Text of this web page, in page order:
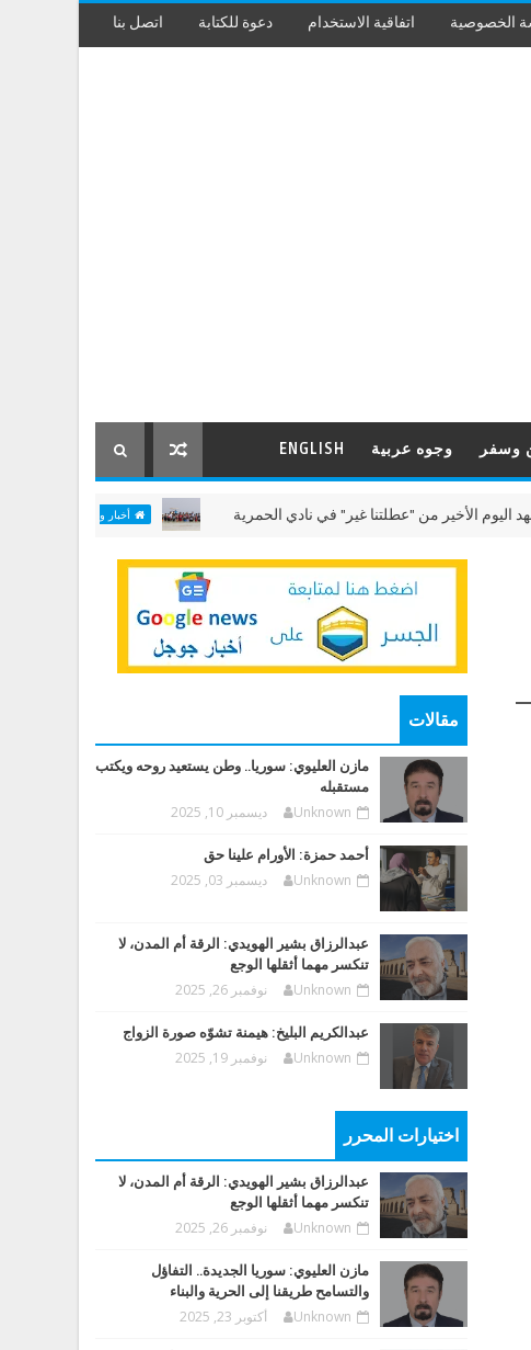
الخصوصية اتفاقية الاستخدام دعوة للكتابة اتصل بنا
وسفر وجوه عربية ENGLISH
من "عطلتنا غير" في نادي الحمرية أخبار وقضايا مختبر "الألعاب
مقالات
مازن العليوي: سوريا.. وطن يستعيد روحه ويكتب
مستقبله
Unknown ديسمبر 10, 2025
أحمد حمزة: الأورام علينا حق
Unknown ديسمبر 03, 2025
عبدالرزاق بشير الهويدي: الرقة أم المدن، لا
تنكسر مهما أثقلها الوجع
Unknown نوفمبر 26, 2025
عبدالكريم البليخ: هيمنة تشوّه صورة الزواج
Unknown نوفمبر 19, 2025
اختيارات المحرر
عبدالرزاق بشير الهويدي: الرقة أم المدن، لا
تنكسر مهما أثقلها الوجع
Unknown نوفمبر 26, 2025
مازن العليوي: سوريا الجديدة.. التفاؤل
والتسامح طريقنا إلى الحرية والبناء
Unknown أكتوبر 23, 2025